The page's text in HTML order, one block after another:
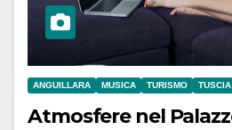
ANGUILLARA MUSICA TURISMO
Atmosfere nel